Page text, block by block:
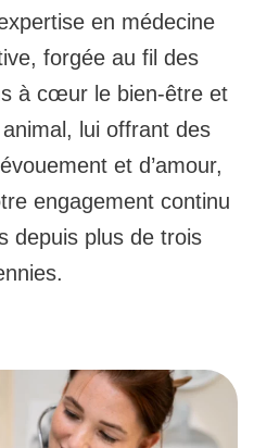
en médecine
forgée au fil des
à cœur le bien-être et
lui offrant des
et d’amour,
engagement continu
depuis plus de trois